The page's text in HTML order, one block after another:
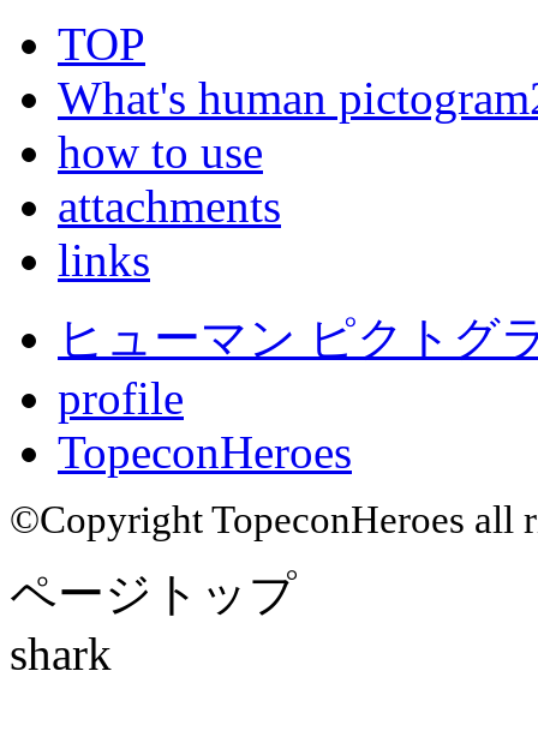
TOP
What's human
how to use
attachments
links
ヒューマン ピクトグ
profile
TopeconHeroes
©Copyright TopeconHeroes all
ページトップ
shark